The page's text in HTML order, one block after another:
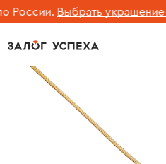
Выбрать украшение